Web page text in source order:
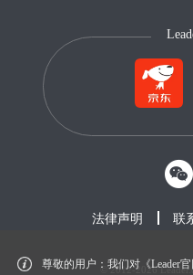
尊敬的用户：我们对《Leader
法律声明 联
© 2012-2026